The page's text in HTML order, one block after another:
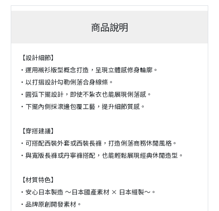
商品說明
【設計細節】
・運用襯衫版型概念打造，呈現立體感修身輪廓。
・以打摺設計勾勒俐落合身線條。
・圓弧下擺設計，即使不紮衣也能展現俐落感。
・下擺內側採滾邊包覆工藝，提升細節質感。
【穿搭建議】
・可搭配西裝外套或西裝長褲，打造俐落商務休閒風格。
・與寬版長褲或丹寧褲搭配，也能輕鬆展現經典休閒造型。
【材質特色】
・安心日本製造 ～日本國產素材 × 日本縫製～。
・品牌原創開發素材。